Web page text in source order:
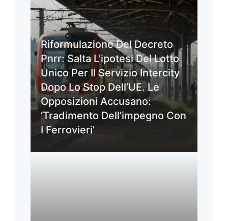
Riformulazione Del Decreto
Pnrr: Salta L’ipotesi Del Lotto
Unico Per Il Servizio Intercity
Dopo Lo Stop Dell’UE. Le
Opposizioni Accusano:
‘Tradimento Dell’impegno Con
I Ferrovieri’